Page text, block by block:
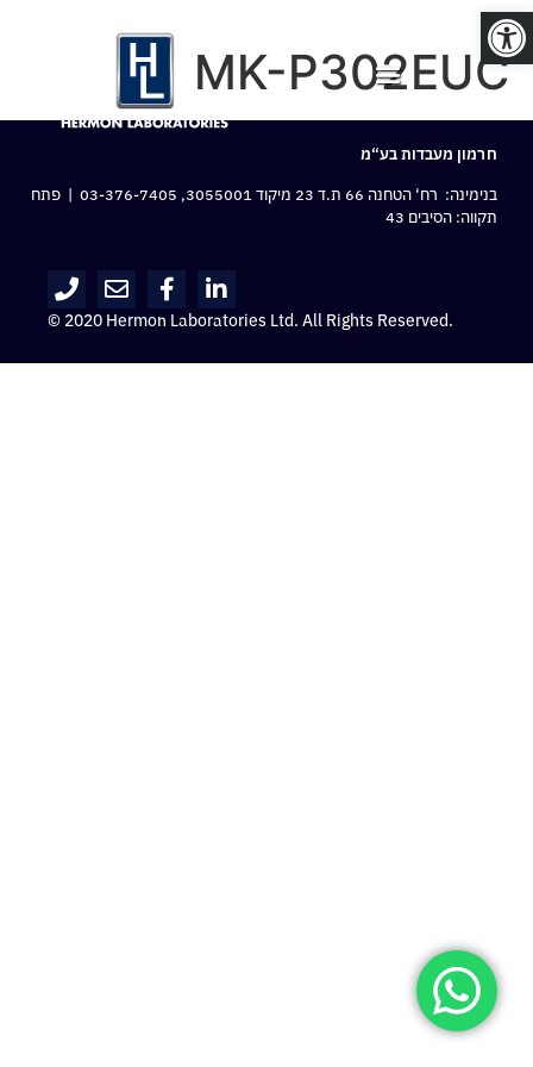
פתח סרגל נגישות
MK-P302EUC
חרמון מעבדות בע“מ
בנימינה: רח‘ הטחנה 66 ת.ד 23 מיקוד 3055001,
03-376-7405 | פתח
תקווה: הסיבים 43
© 2020 Hermon Laboratories Ltd. All Rights Reserved.